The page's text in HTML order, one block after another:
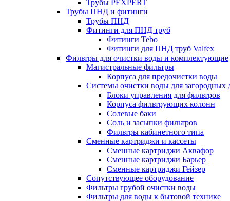
Трубы PEXPERT
Трубы ПНД и фитинги
Трубы ПНД
Фитинги для ПНД труб
Фитинги Tebo
Фитинги для ПНД труб Valfex
Фильтры для очистки воды и комплектующие
Магистральные фильтры
Корпуса для предочистки воды
Системы очистки воды для загородных
Блоки управления для фильтров
Корпуса фильтрующих колонн
Солевые баки
Соль и засыпки фильтров
Фильтры кабинетного типа
Сменные картриджи и кассеты
Сменные картриджи Аквафор
Сменные картриджи Барьер
Сменные картриджи Гейзер
Сопутствующее оборудование
Фильтры грубой очистки воды
Фильтры для воды к бытовой технике